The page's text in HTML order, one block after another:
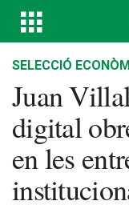
SELECCIÓ
Juan
digital
en les